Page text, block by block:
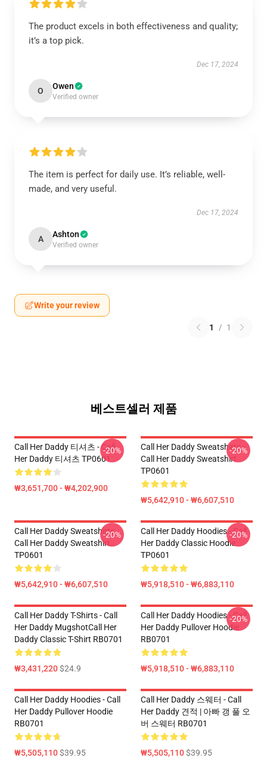
The product excels in both effectiveness and quality;
it’s a top pick.
Dec 17, 2024
O Owen
Verified owner
The item is perfect for daily use. It’s reliable, well-
made, and very useful.
Dec 17, 2024
A Ashton
Verified owner
Write your review
1 / 1
베스트셀러 제품
Call Her Daddy 티셔츠 - Call
Her Daddy 티셔츠 TP0601
₩3,651,700 - ₩4,202,900
-20%
Call Her Daddy Sweatshirts -
Call Her Daddy Sweatshirt
TP0601
₩5,642,910 - ₩6,607,510
-20%
Call Her Daddy Sweatshirts -
Call Her Daddy Sweatshirt
TP0601
₩5,642,910 - ₩6,607,510
-20%
Call Her Daddy Hoodies - Call
Her Daddy Classic Hoodie
TP0601
₩5,918,510 - ₩6,883,110
-20%
Call Her Daddy T-Shirts - Call
Her Daddy MugshotCall Her
Daddy Classic T-Shirt RB0701
₩3,431,220$24.9
Call Her Daddy Hoodies - Call
Her Daddy Pullover Hoodie
RB0701
₩5,918,510 - ₩6,883,110
-20%
Call Her Daddy Hoodies - Call
Her Daddy Pullover Hoodie
RB0701
₩5,505,110$39.95
Call Her Daddy 스웨터 - Call
Her Daddy 견적 | 아빠 갱 풀 오
버 스웨터 RB0701
₩5,505,110$39.95